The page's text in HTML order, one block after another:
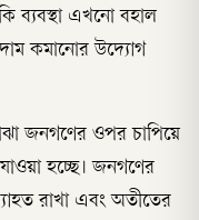
ব্যবস্থা এখনো বহাল
কমানোর উদ্যোগ
জনগণের ওপর চাপিয়ে
হচ্ছে। জনগণের
রাখা এবং অতীতের